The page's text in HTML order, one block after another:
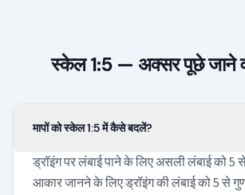
स्केल 1:5 — अक्सर पूछे जाने
मापों को स्केल 1:5 में कैसे बदलें?
ड्रॉइंग पर लंबाई पाने के लिए असली लंबाई को 5
आकार जानने के लिए ड्रॉइंग की लंबाई को 5 से